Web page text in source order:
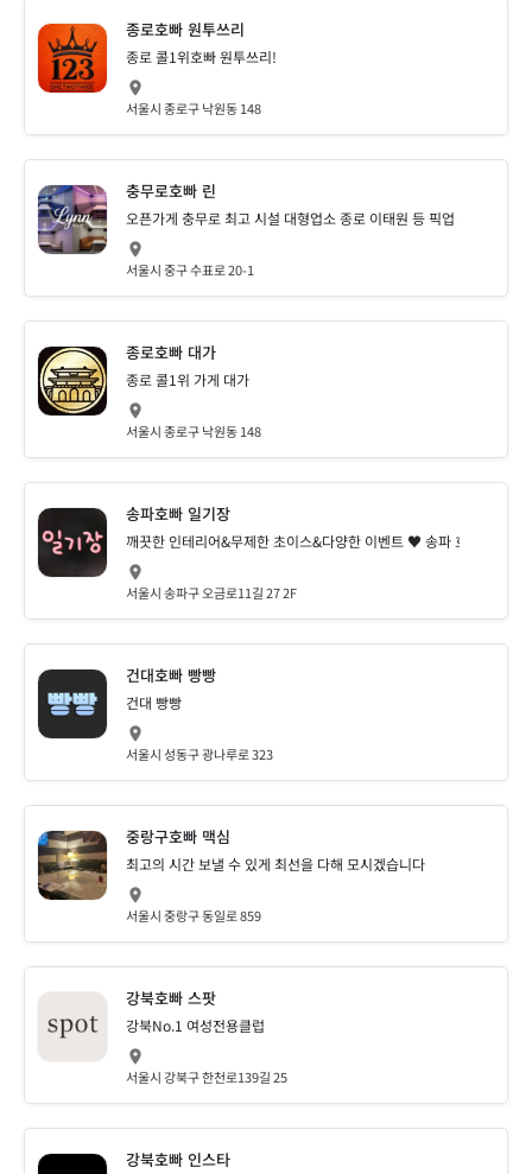
종로호빠 원투쓰리
종로 콜1위호빠 원투쓰리!
서울시 종로구 낙원동 148
충무로호빠 린
오픈가게 충무로 최고 시설 대형업소 종로 이태원 등 픽업 가능
서울시 중구 수표로 20-1
종로호빠 대가
종로 콜1위 가게 대가
서울시 종로구 낙원동 148
송파호빠 일기장
깨끗한 인테리어&무제한 초이스&다양한 이벤트 ♥ 송파 호빠 호스트
서울시 송파구 오금로11길 27 2F
건대호빠 빵빵
건대 빵빵
서울시 성동구 광나루로 323
중랑구호빠 맥심
최고의 시간 보낼 수 있게 최선을 다해 모시겠습니다
서울시 중랑구 동일로 859
강북호빠 스팟
강북No.1 여성전용클럽
서울시 강북구 한천로139길 25
강북호빠 인스타